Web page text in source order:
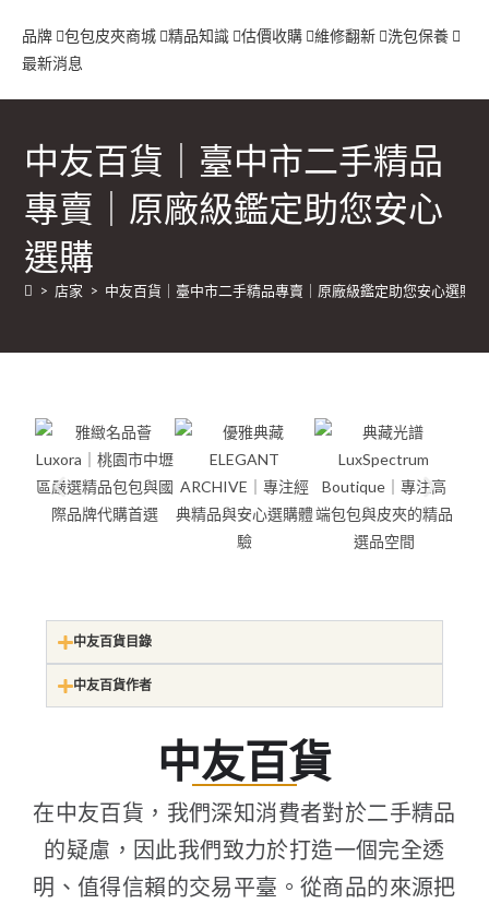
品牌 包包皮夾商城 精品知識 估價收購 維修翻新
洗包保養
最新消息
中友百貨｜臺中市二手精品
專賣｜原廠級鑑定助您安心
選購
> 店家 > 中友百貨｜臺中市二手精品專賣｜原廠級鑑定助您安心選購
中友百貨目錄
中友百貨作者
中友百貨
在中友百貨，我們深知消費者對於二手精品
的疑慮，因此我們致力於打造一個完全透
明、值得信賴的交易平臺。從商品的來源把